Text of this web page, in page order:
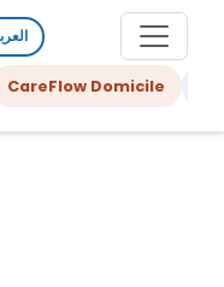
CareFlow Domicile